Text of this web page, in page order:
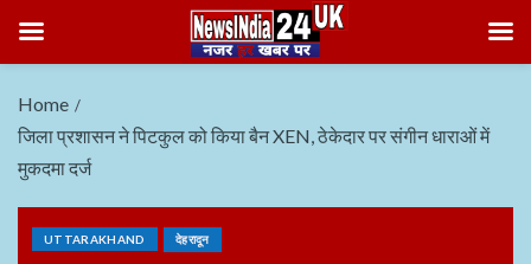
Home
जिला प्रशासन ने पिटकुल को किया बैन XEN, ठेकेदार पर संगीन धाराओं में
मुकदमा दर्ज
UTTARAKHAND देहरादून